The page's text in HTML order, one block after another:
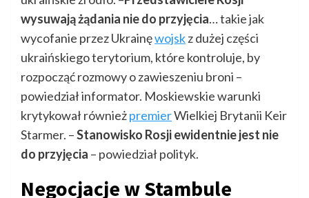
wysuwają żądania nie do przyjęcia… takie jak
wycofanie przez Ukrainęwojskz dużej części
ukraińskiego terytorium, które kontroluje, by
rozpocząć rozmowy o zawieszeniu broni –
powiedział informator. Moskiewskie warunki
krytykował równieżpremierWielkiej Brytanii Keir
Starmer. –Stanowisko Rosji ewidentnie jest nie
do przyjęcia – powiedział polityk.
Negocjacje w Stambule